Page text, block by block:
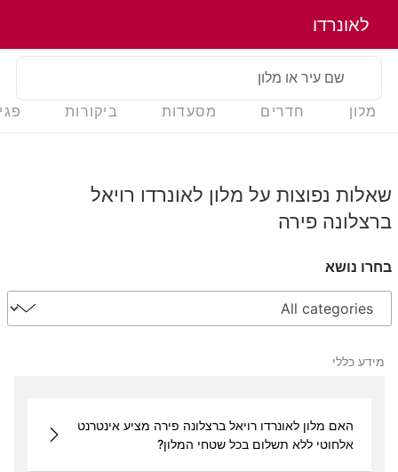
לאונרדו
שם עיר או מלון
מלון חדרים מסעדות ביקורות
שאלות נפוצות על מלון לאונרדו רויאל
ברצלונה פירה
בחרו נושא
מידע כללי
האם מלון לאונרדו רויאל ברצלונה פירה מציע אינטרנט
אלחוטי ללא תשלום בכל שטחי המלון?